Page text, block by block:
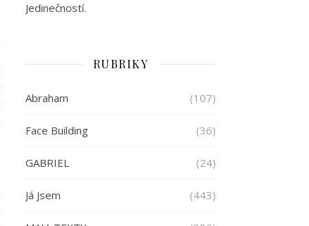
Jedinečností.
RUBRIKY
Abraham (107)
Face Building (36)
GABRIEL (24)
Já Jsem (443)